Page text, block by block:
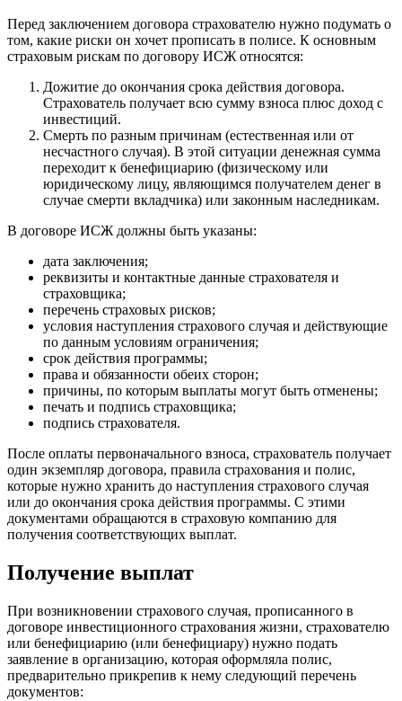
Перед заключением договора страхователю нужно подумать о
том, какие риски он хочет прописать в полисе. К основным
страховым рискам по договору ИСЖ относятся:
Дожитие до окончания срока действия договора.
Страхователь получает всю сумму взноса плюс доход с
инвестиций.
Смерть по разным причинам (естественная или от
несчастного случая). В этой ситуации денежная сумма
переходит к бенефициарию (физическому или
юридическому лицу, являющимся получателем денег в
случае смерти вкладчика) или законным наследникам.
В договоре ИСЖ должны быть указаны:
дата заключения;
реквизиты и контактные данные страхователя и
страховщика;
перечень страховых рисков;
условия наступления страхового случая и действующие
по данным условиям ограничения;
срок действия программы;
права и обязанности обеих сторон;
причины, по которым выплаты могут быть отменены;
печать и подпись страховщика;
подпись страхователя.
После оплаты первоначального взноса, страхователь получает
один экземпляр договора, правила страхования и полис,
которые нужно хранить до наступления страхового случая
или до окончания срока действия программы. С этими
документами обращаются в страховую компанию для
получения соответствующих выплат.
Получение выплат
При возникновении страхового случая, прописанного в
договоре инвестиционного страхования жизни, страхователю
или бенефициарию (или бенефициару) нужно подать
заявление в организацию, которая оформляла полис,
предварительно прикрепив к нему следующий перечень
документов: